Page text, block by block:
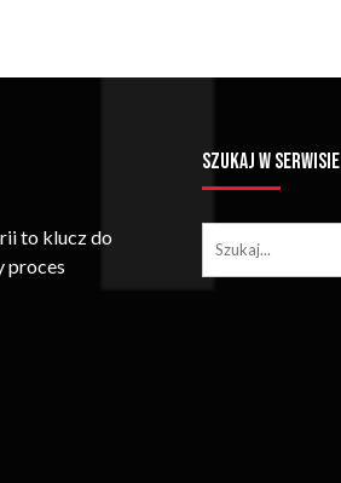
to klucz do
proces
SZUKAJ W SERWISIE